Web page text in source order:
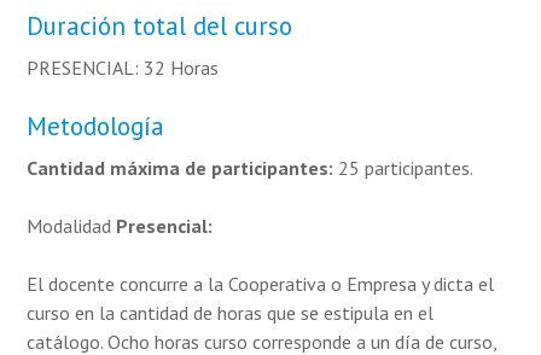
Duración total del curso
PRESENCIAL: 32 Horas
Metodología
Cantidad máxima de participantes: 25 participantes.
Modalidad Presencial:
El docente concurre a la Cooperativa o Empresa y dicta el
curso en la cantidad de horas que se estipula en el
catálogo. Ocho horas curso corresponde a un día de curso,